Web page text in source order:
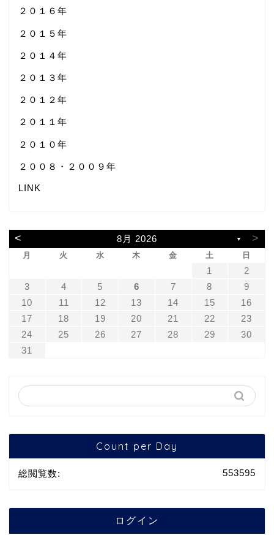
２０１６年
２０１５年
２０１４年
２０１３年
２０１２年
２０１１年
２０１０年
２００８・２００９年
LINK
< 8月 2026 ▼ >
月 火 水 木 金 土 日
1
2
3
4 5 6 7 8
9
10
11 12 13 14 15
16
17
18 19 20 21 22
23
24
25 26 27 28 29
30
31
Count per Day
553595
総閲覧数:
ログイン